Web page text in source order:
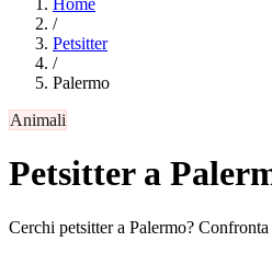
Home
/
Petsitter
/
Palermo
Animali
Petsitter a
Cerchi petsitter a Palermo?